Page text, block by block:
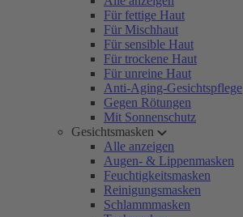
Für fettige Haut
Für Mischhaut
Für sensible Haut
Für trockene Haut
Für unreine Haut
Anti-Aging-Gesichtspflege
Gegen Rötungen
Mit Sonnenschutz
Gesichtsmasken
Alle anzeigen
Augen- & Lippenmasken
Feuchtigkeitsmasken
Reinigungsmasken
Schlammmasken